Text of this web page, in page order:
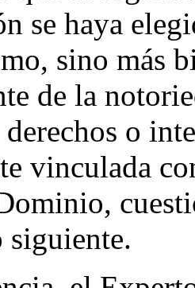
se haya
sino más
de la
o
vinculada
siguiente.